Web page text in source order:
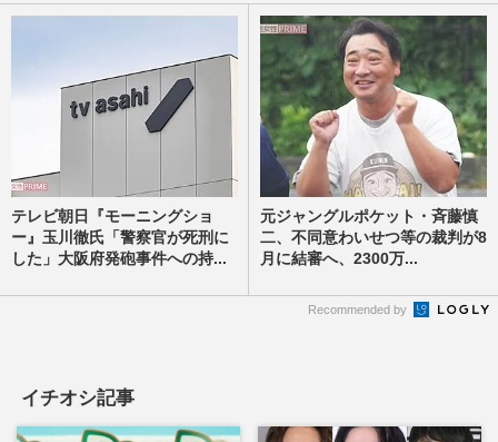
テレビ朝日『モーニングショ
ー』玉川徹氏「警察官が死刑に
した」大阪府発砲事件への持...
元ジャングルポケット・斉藤慎
二、不同意わいせつ等の裁判が8
月に結審へ、2300万...
Recommended by
イチオシ記事